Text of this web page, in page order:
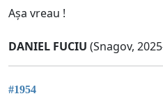
Așa vreau !
DANIEL FUCIU (Snagov,
#1954